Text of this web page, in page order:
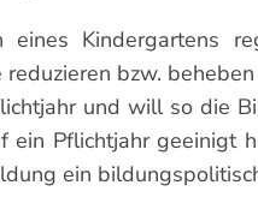
Kindergartens
bzw.
und will so die
ein Pflichtjahr geeinigt
ein